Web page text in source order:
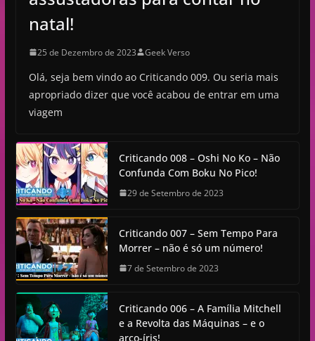
natal!
25 de Dezembro de 2023 Geek Verso
Olá, seja bem vindo ao Criticando 009. Ou seria mais
apropriado dizer que você acabou de entrar em uma
viagem
Criticando 008 – Oshi No Ko – Não
Confunda Com Boku No Pico!
29 de Setembro de 2023
Criticando 007 – Sem Tempo Para
Morrer – não é só um número!
7 de Setembro de 2023
Criticando 006 – A Família Mitchell
e a Revolta das Máquinas – e o
arco-íris!